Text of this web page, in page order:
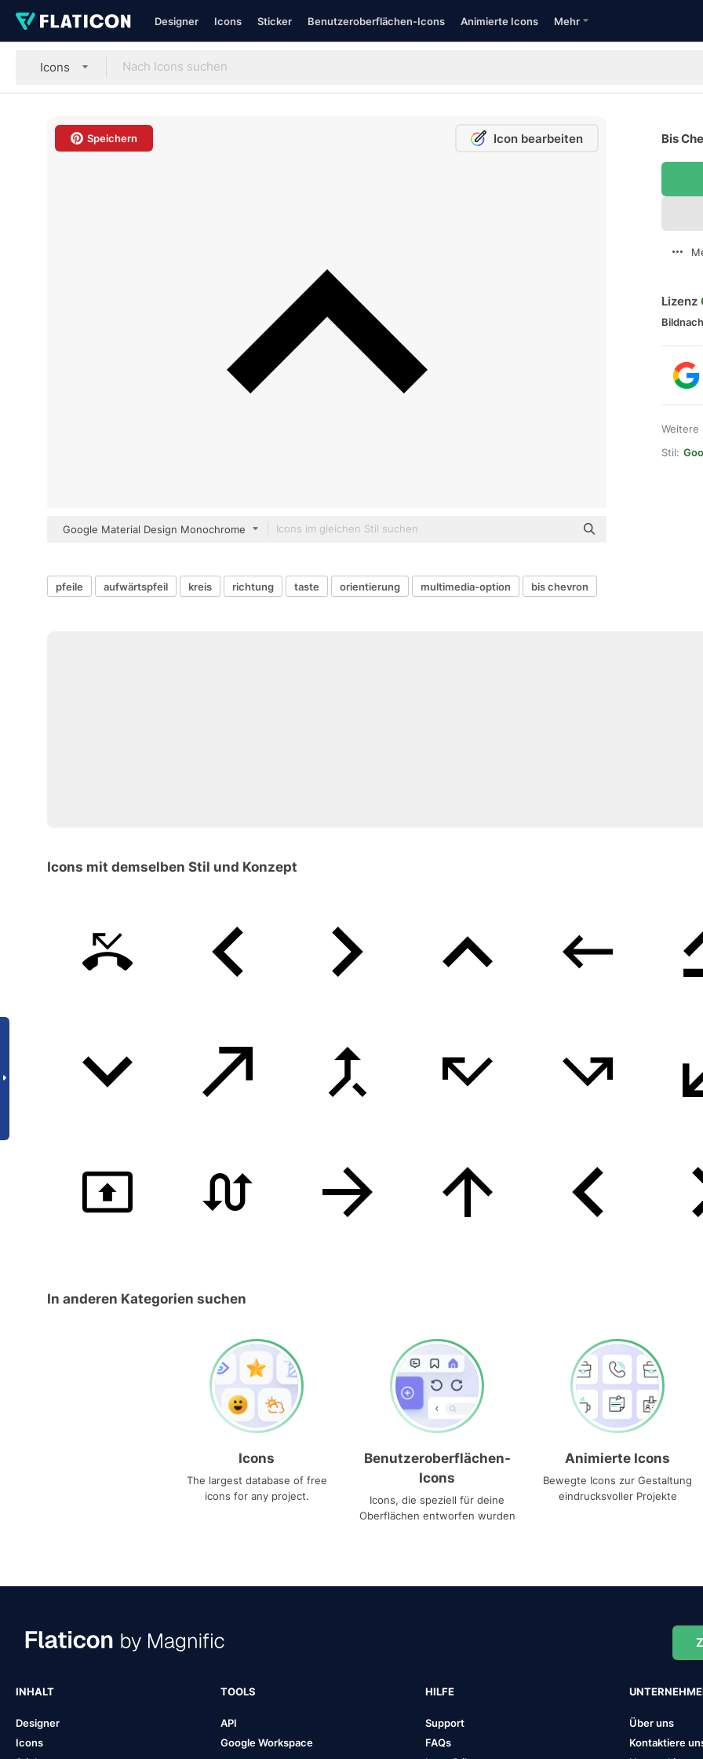
Designer Icons Sticker Benutzeroberflächen-Icons Animierte Icons Mehr
Icons
Speichern Icon bearbeiten
Google Material Design Monochrome
Bis
Lizenz
Weitere
Stil:
pfeile aufwärtspfeil kreis richtung taste orientierung multimedia-option bis chevron
Icons mit demselben Stil und Konzept
In anderen Kategorien suchen
Icons
The largest database of free
icons for any project.
Benutzeroberflächen-
Icons
Icons, die speziell für deine
Oberflächen entworfen wurden
Animierte Icons
Bewegte Icons zur Gestaltung
eindrucksvoller Projekte
INHALT
Designer
Icons
TOOLS
API
Google Workspace
HILFE
Support
FAQs
Über uns
Kontaktiere